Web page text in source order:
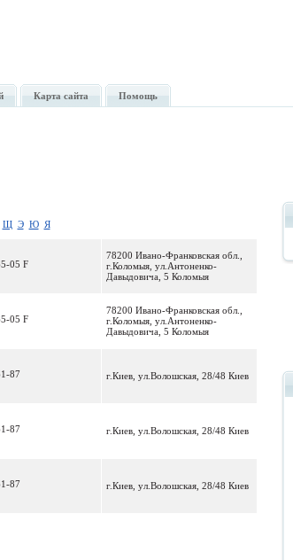
Карта сайта Помощь
Щ Э Ю Я
05 F
78200 Ивано-Франковская обл.,
г.Коломыя, ул.Антоненко-
Давыдовича, 5 Коломыя
05 F
78200 Ивано-Франковская обл.,
г.Коломыя, ул.Антоненко-
Давыдовича, 5 Коломыя
87 г.Киев, ул.Волошская, 28/48 Киев
87 г.Киев, ул.Волошская, 28/48 Киев
87 г.Киев, ул.Волошская, 28/48 Киев